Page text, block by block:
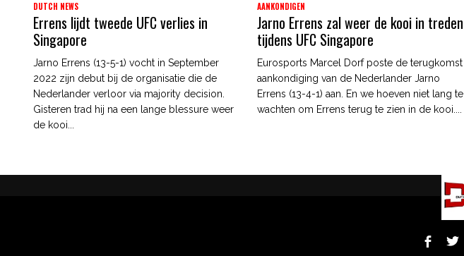
DUTCH NEWS
Errens lijdt tweede UFC verlies in
Singapore
Jarno Errens (13-5-1) vocht in September
2022 zijn debut bij de organisatie die de
Nederlander verloor via majority decision.
Gisteren trad hij na een lange blessure weer
de kooi...
AANKONDIGEN
Jarno Errens zal weer de kooi in treden
tijdens UFC Singapore
Eurosports Marcel Dorf poste de terugkomst
aankondiging van de Nederlander Jarno
Errens (13-4-1) aan. En we hoeven niet lang te
wachten om Errens terug te zien in de kooi....